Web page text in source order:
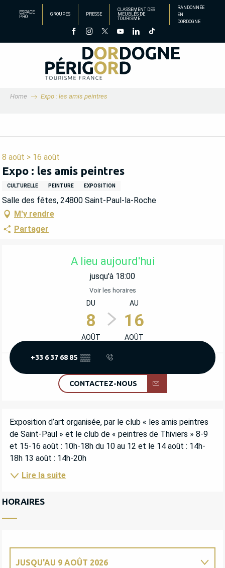
principal
ESPACE
PRO
GROUPES PRESSE
CLASSEMENT DES
MEUBLÉS DE
TOURISME
RANDONNÉE
EN
DORDOGNE
Home Expo : les amis peintres
8 août > 16 août
Expo : les amis peintres
CULTURELLE PEINTURE EXPOSITION
Salle des fêtes, 24800 Saint-Paul-la-Roche
M'y rendre
Partager
OUVERTURE ET COORDONNÉES
A lieu aujourd'hui
jusqu'à 18:00
Voir les horaires
DU
8
AOÛT
AU
16
AOÛT
+33 6 37 68 85 ▒▒
CONTACTEZ-NOUS
DESCRIPTION
Exposition d’art organisée, par le club « les amis peintres
de Saint-Paul » et le club de « peintres de Thiviers » 8-9
et 15-16 août : 10h-18h du 10 au 12 et le 14 août : 14h-
18h 13 août : 14h-20h
Lire la suite
HORAIRES
JUSQU'AU 9 AOÛT 2026